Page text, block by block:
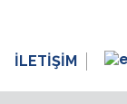
İLETİŞİM